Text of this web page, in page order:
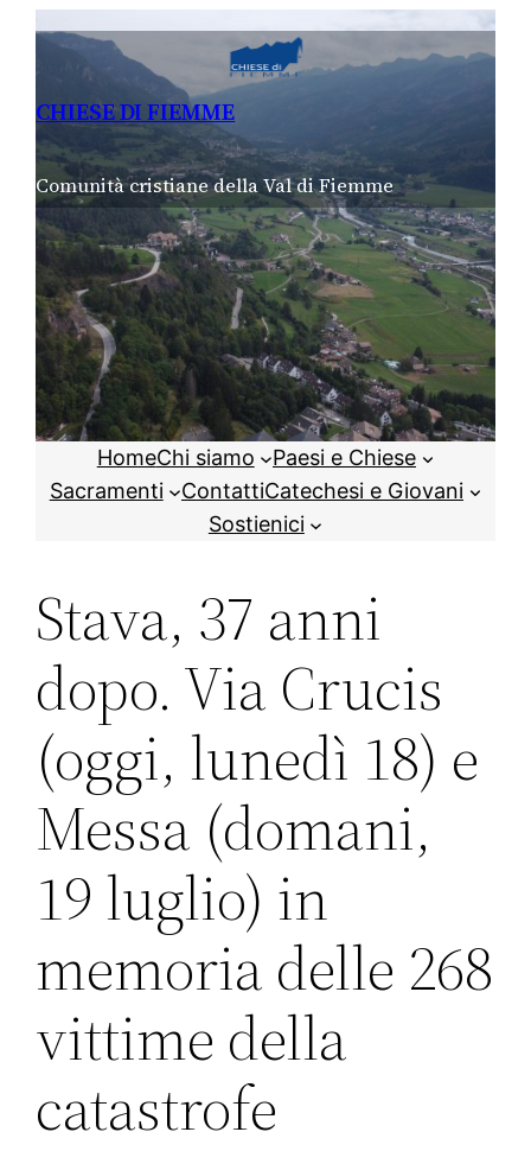
CHIESE DI FIEMME
Comunità cristiane della Val di Fiemme
HomeChi siamo
Paesi e Chiese
Sacramenti
ContattiCatechesi e Giovani
Sostienici
Stava, 37 anni
dopo. Via Crucis
(oggi, lunedì 18) e
Messa (domani,
19 luglio) in
memoria delle 268
vittime della
catastrofe